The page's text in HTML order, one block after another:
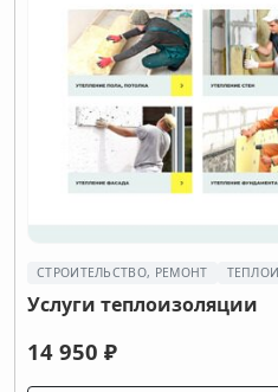
СТРОИТЕЛЬСТВО, РЕМОНТ
Услуги теплоизоляции
14 950 ₽